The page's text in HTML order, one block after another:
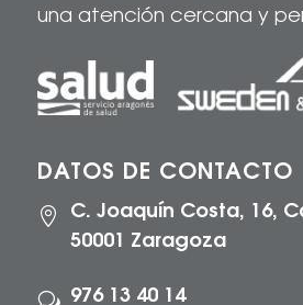
una atención cercana y
DATOS DE CONTACTO

C. Joaquín Costa, 16,
50001 Zaragoza
976 13 40 14